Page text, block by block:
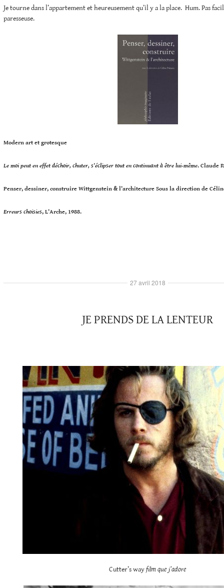
Je tourne dans l’appartement et heureusement qu’il y a la place. Hum. Pas
paresseuse.
Modern art et grotesque
Le moi peut en effet déchoir, chuter, s’éclipser tout en continuant à être lui-même. Claude
Penser, dessiner, construire Wittgenstein & l’architecture Sous la direction de
Erreurs choisies, L’Arche, 1988.
JE PRENDS DE LA LENTEUR
Cutter’s wayfilm que j’adore
27 avril 2018